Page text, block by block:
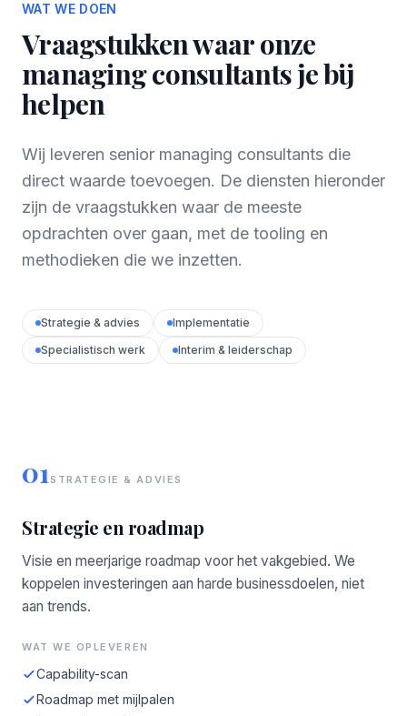
WAT WE DOEN
Vraagstukken waar onze
managing consultants je bij
helpen
Wij leveren senior managing consultants die
direct waarde toevoegen. De diensten hieronder
zijn de vraagstukken waar de meeste
opdrachten over gaan, met de tooling en
methodieken die we inzetten.
Strategie & advies
Implementatie
Specialistisch werk
Interim & leiderschap
01STRATEGIE & ADVIES
Strategie en roadmap
Visie en meerjarige roadmap voor het vakgebied. We
koppelen investeringen aan harde businessdoelen, niet
aan trends.
WAT WE OPLEVEREN
Capability-scan
Roadmap met mijlpalen